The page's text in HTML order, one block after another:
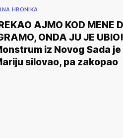
HRONIKA
AJMO KOD MENE
ONDA JU JE
iz Novog Sada je
silovao, pa zakopao